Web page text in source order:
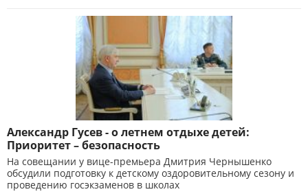
Александр Гусев - о летнем отдыхе детей:
Приоритет – безопасность
На совещании у вице-премьера Дмитрия Чернышенко
обсудили подготовку к детскому оздоровительному сезону и
проведению госэкзаменов в школах